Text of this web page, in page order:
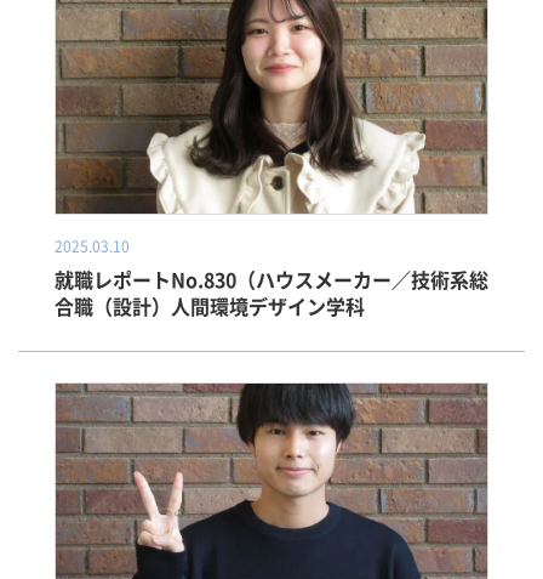
2025.03.10
就職レポートNo.830（ハウスメーカー／技術系総
合職（設計）人間環境デザイン学科